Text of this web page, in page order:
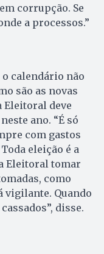
corrupção. Se
a processos.”
calendário não
são as novas
Eleitoral deve
ano. “É só
com gastos
eleição é a
Eleitoral tomar
como
vigilante. Quando
disse.